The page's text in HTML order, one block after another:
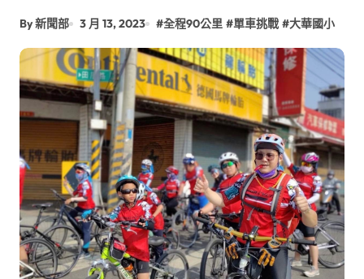
By 新聞部 3 月 13, 2023 #全程90公里 #單車挑戰 #大華國小